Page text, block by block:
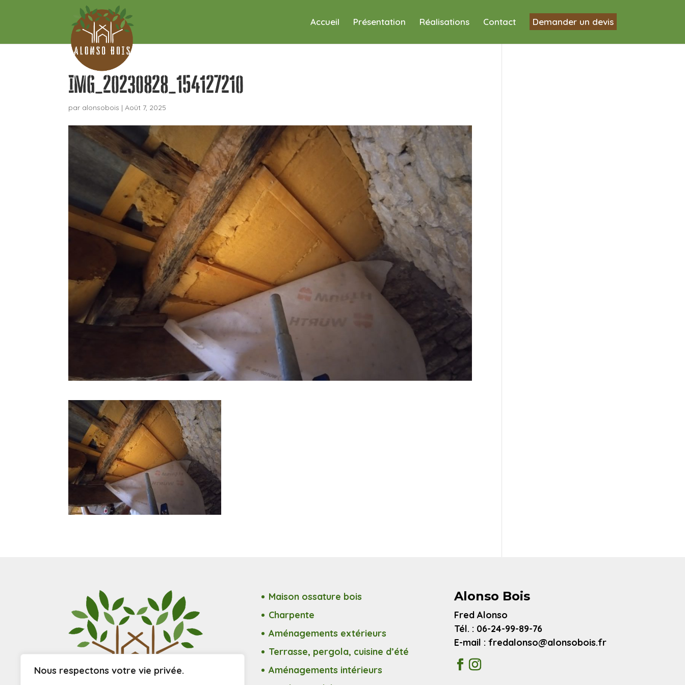
Nous respectons votre vie privée.
Accueil Présentation Réalisations Contact Demander un devis
IMG_20230828_154127210
par alonsobois |Août 7, 2025
Maison ossature bois
Charpente
Aménagements extérieurs
Terrasse, pergola, cuisine d’été
Aménagements intérieurs
Alonso Bois
Fred Alonso
Tél. : 06-24-99-89-76
E-mail : fredalonso@alonsobois.fr